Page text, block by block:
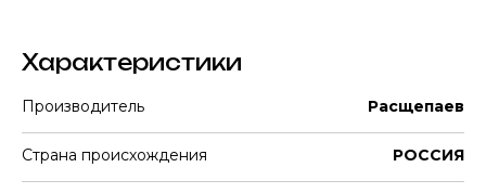
Характеристики
Производитель Расщепаев
Страна происхождения РОССИЯ